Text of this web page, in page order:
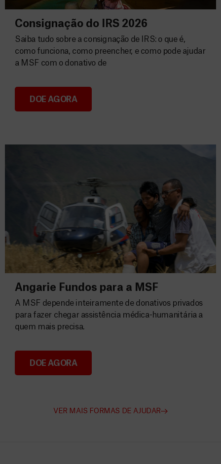
Consignação do IRS 2026
Consignação do IRS 2026
Saiba tudo sobre a consignação de IRS: o que é,
como funciona, como preencher, e como pode ajudar
a MSF com o donativo de
DOE AGORA
Angarie Fundos para a MSF
Angarie Fundos para a MSF
A MSF depende inteiramente de donativos privados
para fazer chegar assistência médica-humanitária a
quem mais precisa.
DOE AGORA
VER MAIS FORMAS DE AJUDAR